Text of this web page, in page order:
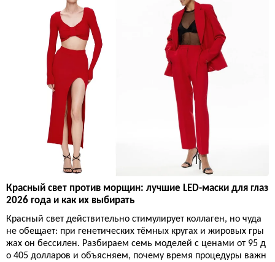
Красный свет против морщин: лучшие LED-маски для глаз
2026 года и как их выбирать
Красный свет действительно стимулирует коллаген, но чуда
не обещает: при генетических тёмных кругах и жировых гры
жах он бессилен. Разбираем семь моделей с ценами от 95 д
о 405 долларов и объясняем, почему время процедуры важн